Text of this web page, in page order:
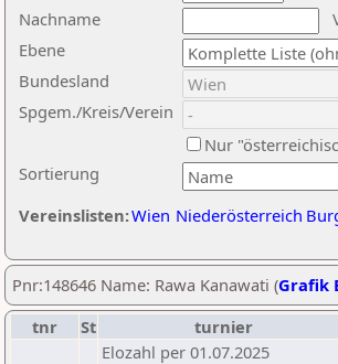
Nachname
Ebene
Sortierung
Bundesland
Spgem./Kreis/Verein
Nur
Vereinslisten:Wien Niederösterreich
Pnr:148646 Name: Rawa Kanawati (Grafik
tnr
St turnier
Elozahl per 01.07.2025